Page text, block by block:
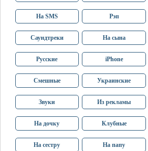
На SMS Рэп
Саундтреки На сына
Русские iPhone
Смешные Украинские
Звуки Из рекламы
На дочку Клубные
На сестру На папу